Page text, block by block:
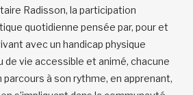
Radisson, la participation
quotidienne pensée par, pour et
avec un handicap physique
de vie accessible et animé, chacune
à son rythme, en apprenant,